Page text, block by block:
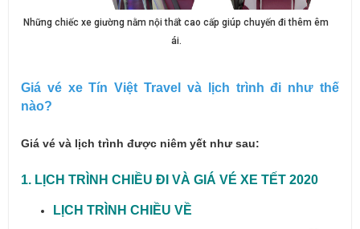
Những chiếc xe giường nằm nội thất cao cấp giúp chuyến đi thêm êm
ái.
Giá vé xe Tín Việt Travel và lịch trình đi như thế
nào?
Giá vé và lịch trình được niêm yết như sau:
1. LỊCH TRÌNH CHIỀU ĐI VÀ GIÁ VÉ XE TẾT 2020
LỊCH TRÌNH CHIỀU VỀ